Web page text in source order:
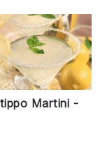
Martini -